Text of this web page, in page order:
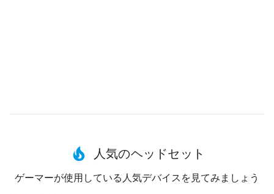
人気のヘッドセット
ゲーマーが使用している人気デバイスを見てみましょう